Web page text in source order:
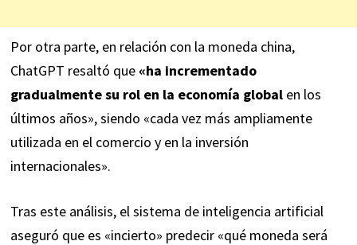
Por otra parte, en relación con la moneda china,
ChatGPT resaltó que «ha incrementado
gradualmente su rol en la economía globalen los
últimos años», siendo «cada vez más ampliamente
utilizada en el comercio y en la inversión
internacionales».
Tras este análisis, el sistema de inteligencia artificial
aseguró que es «incierto» predecir «qué moneda será